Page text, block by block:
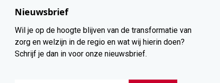
Nieuwsbrief
Wil je op de hoogte blijven van de transformatie van
zorg en welzijn in de regio en wat wij hierin doen?
Schrijf je dan in voor onze nieuwsbrief.